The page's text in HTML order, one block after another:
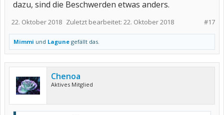
dazu, sind die Beschwerden etwas anders.
#17
22. Oktober 2018 Zuletzt bearbeitet: 22. Oktober 2018
Mimmi und Lagune gefällt das.
Chenoa
Aktives Mitglied